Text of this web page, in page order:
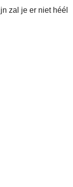
zal je er niet héél